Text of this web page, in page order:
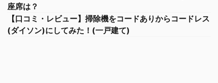
座席は？
【口コミ・レビュー】掃除機をコードありからコードレス
(ダイソン)にしてみた！(一戸建て)